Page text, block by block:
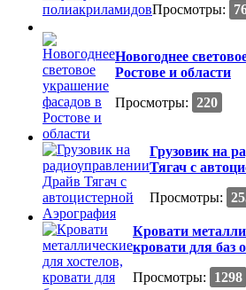
Просмотры:
Новогоднее
Ростове и области
Просмотры: 220
Грузовик на
Тягач с
Просмотры:
Кровати
кровати для баз
Просмотры:
1298